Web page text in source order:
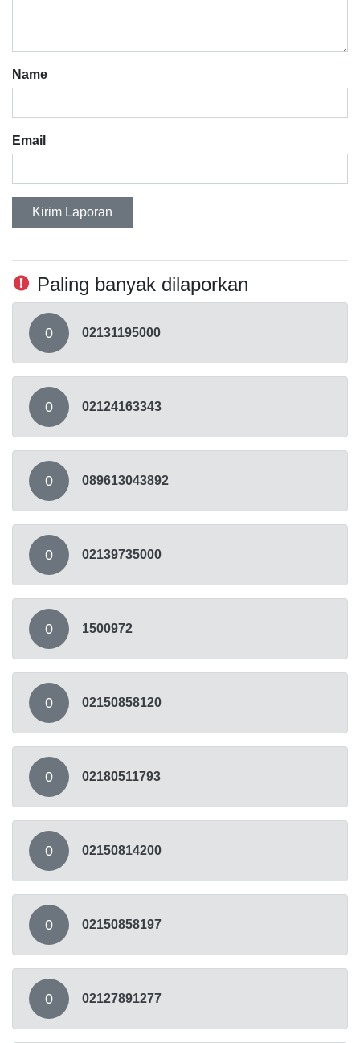
Name
Email
Kirim Laporan
Paling banyak dilaporkan
0 02131195000
0 02124163343
0 089613043892
0 02139735000
0 1500972
0 02150858120
0 02180511793
0 02150814200
0 02150858197
0 02127891277